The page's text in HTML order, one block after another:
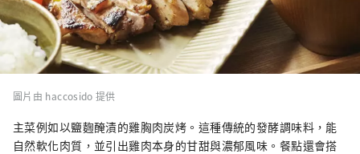
圖片由 haccosido 提供
主菜例如以鹽麴醃漬的雞胸肉炭烤。這種傳統的發酵調味料，能
自然軟化肉質，並引出雞肉本身的甘甜與濃郁風味。餐點還會搭